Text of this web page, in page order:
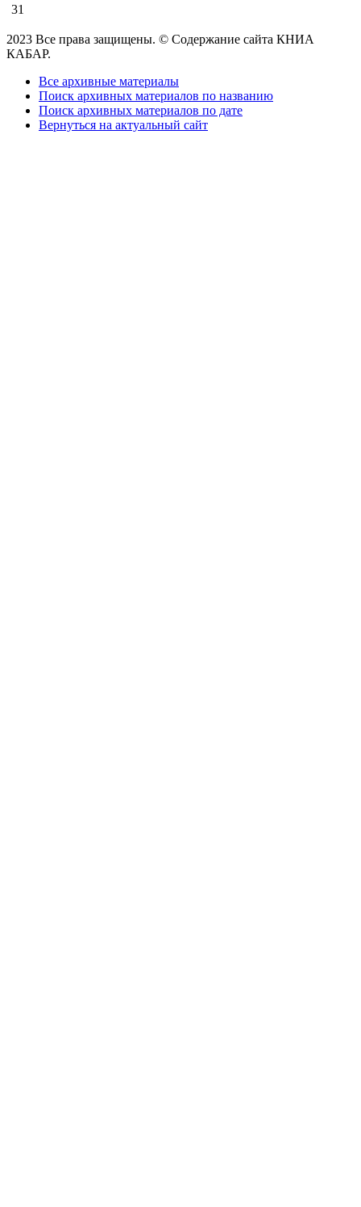
31
2023 Все права защищены. © Содержание сайта КНИА
КАБАР.
Все архивные материалы
Поиск архивных материалов по названию
Поиск архивных материалов по дате
Вернуться на актуальный сайт